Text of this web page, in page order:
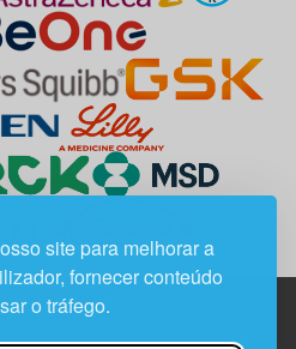
site para melhorar a
fornecer conteúdo
o tráfego.